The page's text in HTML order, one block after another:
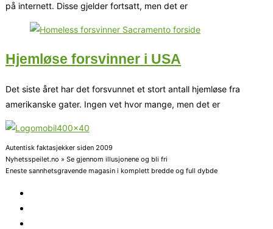
på internett. Disse gjelder fortsatt, men det er
Hjemløse forsvinner i USA
Det siste året har det forsvunnet et stort antall hjemløse fra
amerikanske gater. Ingen vet hvor mange, men det er
Autentisk faktasjekker siden 2009
Nyhetsspeilet.no » Se gjennom illusjonene og bli fri
Eneste sannhetsgravende magasin i komplett bredde og full dybde